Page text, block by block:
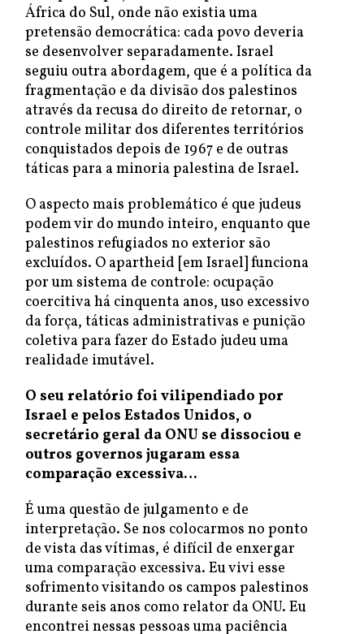
África do Sul, onde não existia uma
pretensão democrática: cada povo deveria
se desenvolver separadamente. Israel
seguiu outra abordagem, que é a política da
fragmentação e da divisão dos palestinos
através da recusa do direito de retornar, o
controle militar dos diferentes territórios
conquistados depois de 1967 e de outras
táticas para a minoria palestina de Israel.
O aspecto mais problemático é que judeus
podem vir do mundo inteiro, enquanto que
palestinos refugiados no exterior são
excluídos. O apartheid [em Israel] funciona
por um sistema de controle: ocupação
coercitiva há cinquenta anos, uso excessivo
da força, táticas administrativas e punição
coletiva para fazer do Estado judeu uma
realidade imutável.
O seu relatório foi vilipendiado por
Israel e pelos Estados Unidos, o
secretário geral da ONU se dissociou e
outros governos jugaram essa
comparação excessiva…
É uma questão de julgamento e de
interpretação. Se nos colocarmos no ponto
de vista das vítimas, é difícil de enxergar
uma comparação excessiva. Eu vivi esse
sofrimento visitando os campos palestinos
durante seis anos como relator da ONU. Eu
encontrei nessas pessoas uma paciência